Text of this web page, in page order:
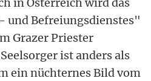
in Österreich wird das
und Befreiungsdienstes"
Grazer Priester
ist anders als
ein nüchternes Bild vom